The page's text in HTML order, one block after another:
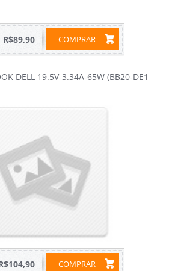
COMPRAR
R$89,90
DELL 19.5V-3.34A-65W (BB20-DE1
COMPRAR